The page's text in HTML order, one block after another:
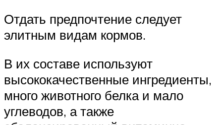
Отдать предпочтение следует
элитным видам кормов.
В их составе используют
высококачественные ингредиенты,
много животного белка и мало
углеводов, а также